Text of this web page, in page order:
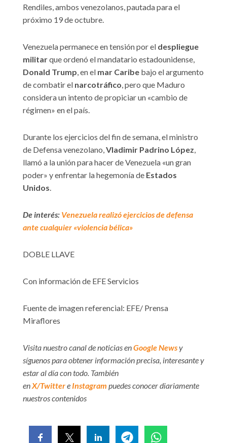
Rendiles, ambos venezolanos, pautada para el
próximo 19 de octubre.
Venezuela permanece en tensión por el despliegue
militarque ordenó el mandatario estadounidense,
Donald Trump, en el mar Caribe bajo el argumento
de combatir el narcotráfico, pero que Maduro
considera un intento de propiciar un «cambio de
régimen» en el país.
Durante los ejercicios del fin de semana, el ministro
de Defensa venezolano,Vladimir Padrino López,
llamó a la unión para hacer de Venezuela «un gran
poder» y enfrentar la hegemonía de Estados
Unidos.
De interés: Venezuela realizó ejercicios de defensa
ante cualquier «violencia bélica»
DOBLE LLAVE
Con información de EFE Servicios
Fuente de imagen referencial: EFE/ Prensa
Miraflores
Visita nuestro canal de noticias enGoogle Newsy
síguenos para obtener información precisa, interesante y
estar al día con todo. También
enX/Twittere Instagram puedes conocer diariamente
nuestros contenidos